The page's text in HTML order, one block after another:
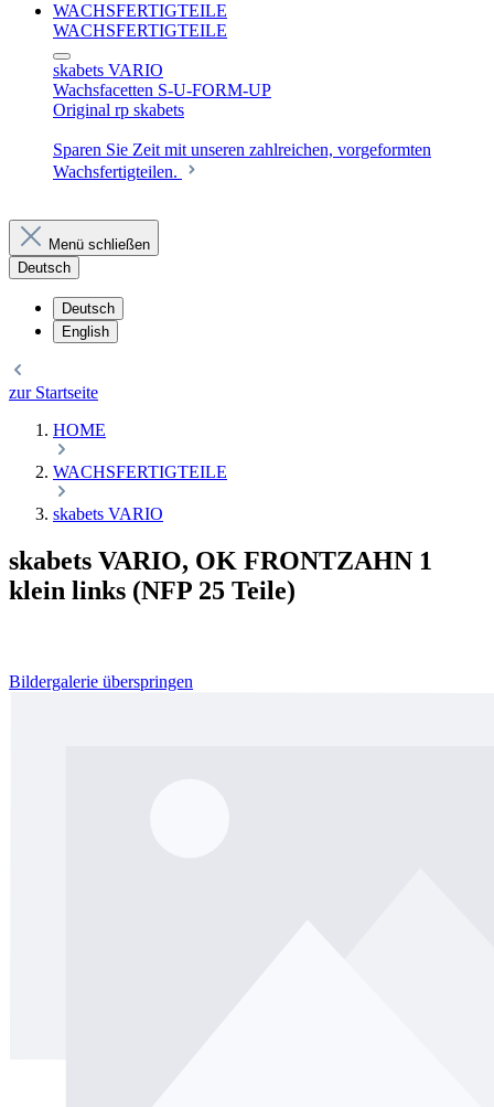
WACHSFERTIGTEILE
WACHSFERTIGTEILE
skabets VARIO
Wachsfacetten S-U-FORM-UP
Original rp skabets
Sparen Sie Zeit mit unseren zahlreichen, vorgeformten
Wachsfertigteilen.
Menü schließen
Deutsch
Deutsch
English
zur Startseite
HOME
WACHSFERTIGTEILE
skabets VARIO
skabets VARIO, OK FRONTZAHN 1
klein links (NFP 25 Teile)
Bildergalerie überspringen